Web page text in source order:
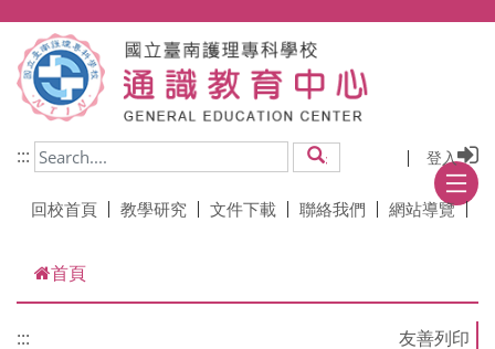
::: 搜尋 登入
回校首頁 教學研究 文件下載 聯絡我們 網站導覽
首頁
:::